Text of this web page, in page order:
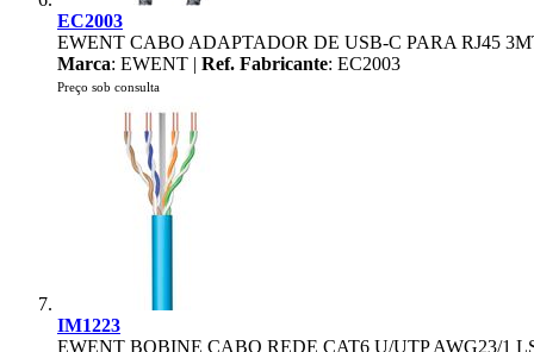
EC2003
EWENT CABO ADAPTADOR DE USB-C PARA RJ45
Marca: EWENT | Ref. Fabricante: EC2003
Preço sob consulta
IM1223
EWENT BOBINE CABO REDE CAT6 U/UTP AWG23/1